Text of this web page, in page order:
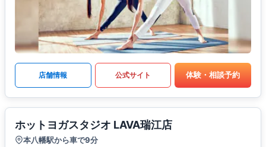
店舗情報 公式サイト 体験・相談予約
ホットヨガスタジオ LAVA瑞江店
本八幡駅から車で9分